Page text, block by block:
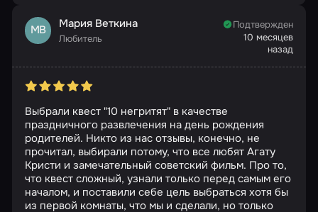
МВ Мария Веткина
Любитель
Подтвержден
10 месяцев
назад
Выбрали квест "10 негритят" в качестве
праздничного развлечения на день рождения
родителей. Никто из нас отзывы, конечно, не
прочитал, выбирали потому, что все любят Агату
Кристи и замечательный советский фильм. Про то,
что квест сложный, узнали только перед самым его
началом, и поставили себе цель выбраться хотя бы
из первой комнаты, что мы и сделали, но только